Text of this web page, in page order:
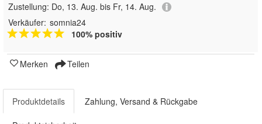
Zustellung: Do, 13. Aug. bis Fr, 14. Aug.
Verkäufer: somnia24
100% positiv
Merken Teilen
Produktdetails Zahlung, Versand & Rückgabe